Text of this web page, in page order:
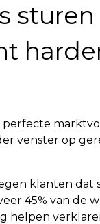
perfecte
venster op
klanten dat
45% van de
helpen